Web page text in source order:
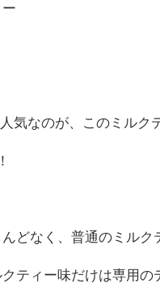
気なのが、このミルク
どなく、普通のミルク
ティー味だけは専用